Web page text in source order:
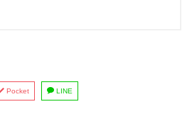
Pocket LINE